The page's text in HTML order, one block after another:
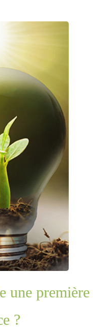
une première
?